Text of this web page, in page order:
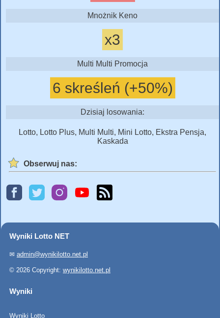
Mnożnik Keno
x3
Multi Multi Promocja
6 skreśleń (+50%)
Dzisiaj losowania:
Lotto, Lotto Plus, Multi Multi, Mini Lotto, Ekstra Pensja,
Kaskada
Obserwuj nas:
Wyniki Lotto NET
✉ admin@wynikilotto.net.pl
© 2026 Copyright: wynikilotto.net.pl
Wyniki
Wyniki Lotto